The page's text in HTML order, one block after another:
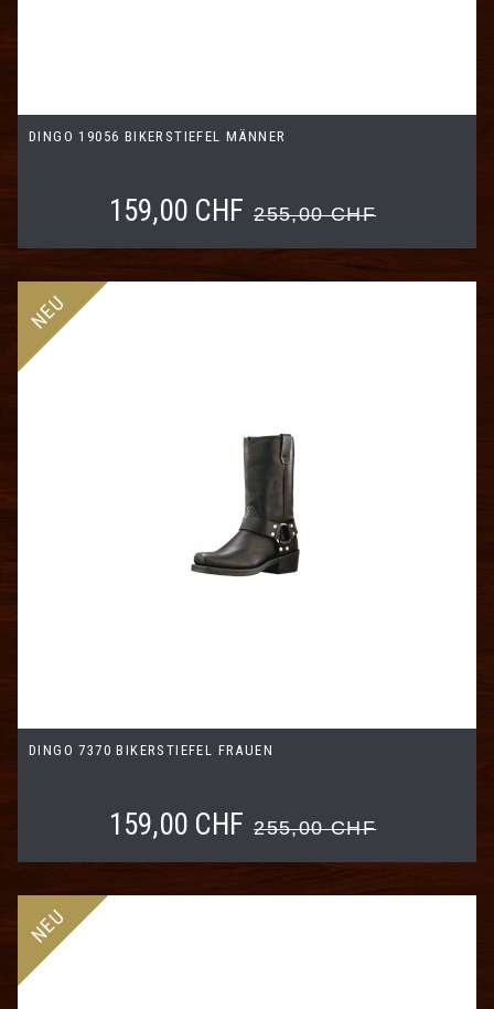
DINGO 19056 BIKERSTIEFEL MÄNNER
159,00 CHF 255,00 CHF
NEU
DINGO 7370 BIKERSTIEFEL FRAUEN
159,00 CHF 255,00 CHF
NEU